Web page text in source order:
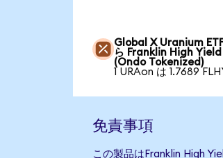
Global X Uranium
ら Franklin High
(Ondo Tokenized)
1 URAon は 1.7689
免責事項
この製品はFranklin High